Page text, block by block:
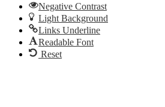
Negative Contrast
Light Background
Links Underline
Readable Font
Reset